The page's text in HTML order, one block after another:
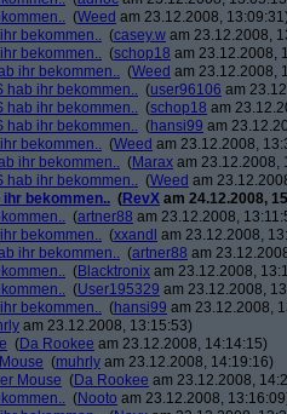
(Weed am 23.12.2008,
bekommen.. (casey.w am 23.12.2008,
bekommen.. (schop18 am 23.12.2008,
ihr bekommen.. (Weed am 23.12.2008,
hab ihr bekommen.. (user96106 am
hab ihr bekommen.. (schop18 am
hab ihr bekommen.. (hansi99 am
bekommen.. (Weed am 23.12.2008,
ihr bekommen.. (Marax am 23.12.2008,
hab ihr bekommen.. (Weed am
ihr bekommen.. (RevX am 24.12.2008,
(artner88 am 23.12.2008,
bekommen.. (xxandl am 23.12.2008,
ihr bekommen.. (artner88 am
(Blacktronix am 23.12.2008,
(User195329 am 23.12.2008,
bekommen.. (hansi99 am 23.12.2008,
am 23.12.2008, 13:15:53)
(Da Rookee am 23.12.2008, 14:14:15)
(muhrly am 23.12.2008, 14:19:16)
Mouse (Da Rookee am 23.12.2008,
(Nooto am 23.12.2008,